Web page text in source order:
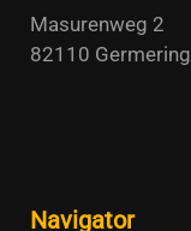
Masurenweg 2
82110 Germering
Navigator